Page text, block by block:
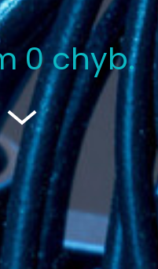
0 chyb.